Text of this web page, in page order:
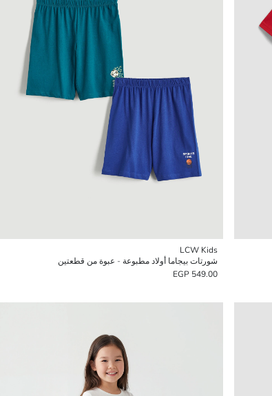
LCW Kids
شورتات بيجاما أولاد مطبوعة - عبوة من قطعتين
549.00 EGP